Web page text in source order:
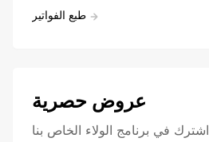
طبع الفواتير
عروض حصرية
اشترك في برنامج الولاء الخاص بنا